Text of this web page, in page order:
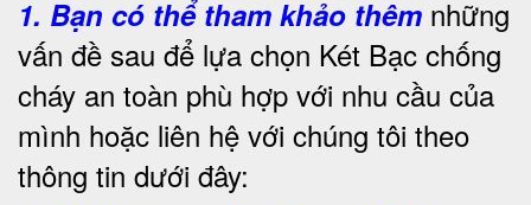
1. Bạn có thể tham khảo thêm những
vấn đề sau để lựa chọn Két Bạc chống
cháy an toàn phù hợp với nhu cầu của
mình hoặc liên hệ với chúng tôi theo
thông tin dưới đây: